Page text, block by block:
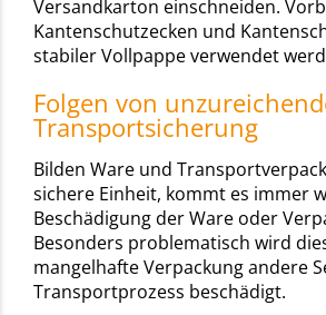
Versandkarton einschneiden.
Kantenschutzecken und
stabiler Vollpappe verwendet
Folgen von
Transportsicherung
Bilden Ware und
sichere Einheit, kommt es immer
Beschädigung der Ware oder
Besonders problematisch wird
mangelhafte Verpackung andere
Transportprozess beschädigt.